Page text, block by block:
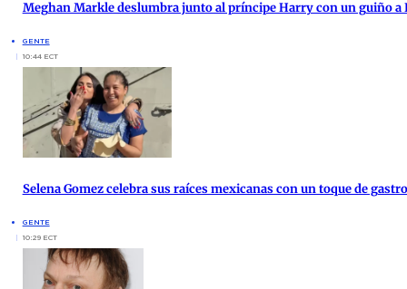
Meghan Markle deslumbra junto al príncipe Harry con un guiño a
GENTE
10:44 ECT
Selena Gomez celebra sus raíces mexicanas con un toque de
GENTE
10:29 ECT